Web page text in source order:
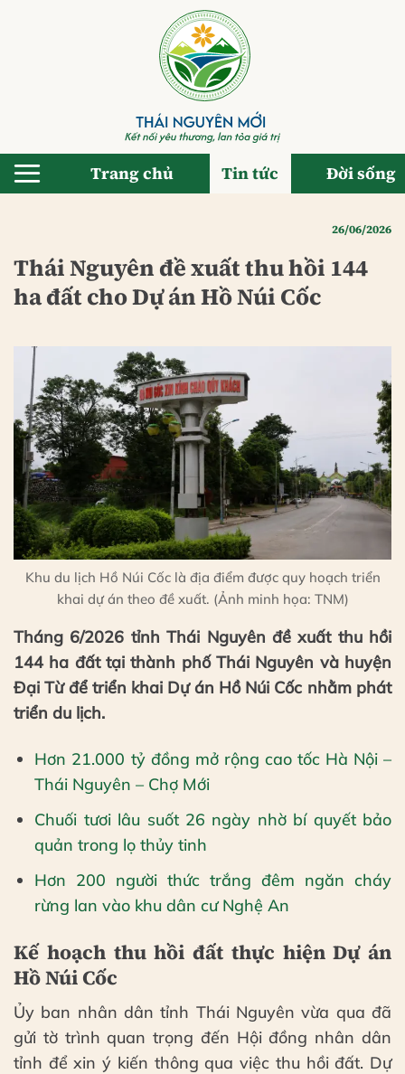
Trang chủ Tin tức Đời sống
26/06/2026
Thái Nguyên đề xuất thu hồi 144
ha đất cho Dự án Hồ Núi Cốc
Khu du lịch Hồ Núi Cốc là địa điểm được quy hoạch triển
khai dự án theo đề xuất. (Ảnh minh họa: TNM)
Tháng 6/2026 tỉnh Thái Nguyên đề xuất thu hồi
144 ha đất tại thành phố Thái Nguyên và huyện
Đại Từ để triển khai Dự án Hồ Núi Cốc nhằm phát
triển du lịch.
Hơn 21.000 tỷ đồng mở rộng cao tốc Hà Nội –
Thái Nguyên – Chợ Mới
Chuối tươi lâu suốt 26 ngày nhờ bí quyết bảo
quản trong lọ thủy tinh
Hơn 200 người thức trắng đêm ngăn cháy
rừng lan vào khu dân cư Nghệ An
Kế hoạch thu hồi đất thực hiện Dự án
Hồ Núi Cốc
Ủy ban nhân dân tỉnh Thái Nguyên vừa qua đã
gửi tờ trình quan trọng đến Hội đồng nhân dân
tỉnh để xin ý kiến thông qua việc thu hồi đất. Dự